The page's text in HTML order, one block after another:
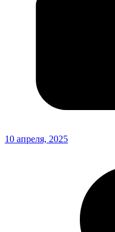
10 апреля, 2025